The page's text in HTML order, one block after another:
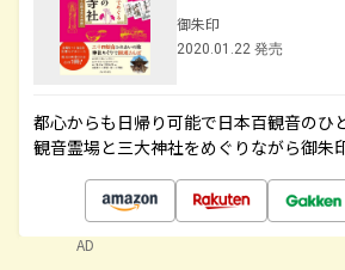
御朱印
2020.01.22 発売
都心からも日帰り可能で日本百観音のひ
観音霊場と三大神社をめぐりながら御朱
AD